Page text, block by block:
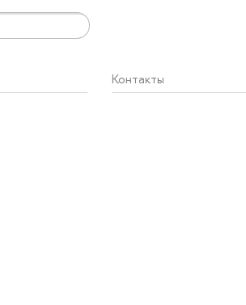
Контакты